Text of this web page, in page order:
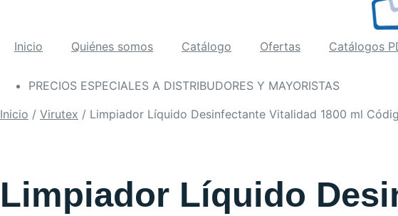
Inicio Quiénes somos Catálogo Ofertas Catálogos
PRECIOS ESPECIALES A DISTRIBUDORES Y MAYORISTAS
Inicio / Virutex / Limpiador Líquido Desinfectante Vitalidad 1800 ml
Limpiador Líquido